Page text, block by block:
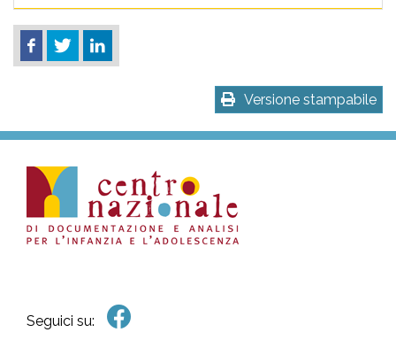
Versione stampabile
Seguici su: